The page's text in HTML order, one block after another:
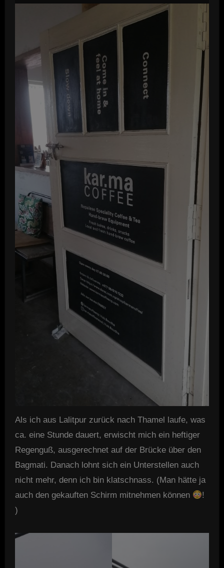
Als ich aus Lalitpur zurück nach Thamel laufe, was
ca. eine Stunde dauert, erwischt mich ein heftiger
Regenguß, ausgerechnet auf der Brücke über den
Bagmati. Danach lohnt sich ein Unterstellen auch
nicht mehr, denn ich bin klatschnass. (Man hätte ja
auch den gekauften Schirm mitnehmen können
!
)